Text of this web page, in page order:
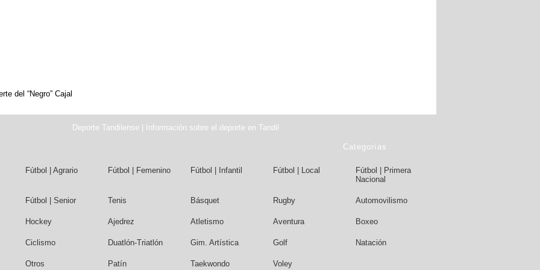
del “Negro” Cajal
Deporte Tandilense | Información sobre el deporte en Tandil
Categorías
Fútbol | Agrario Fútbol | Femenino Fútbol | Infantil Fútbol | Local
Fútbol | Primera
Nacional
Fútbol | Senior Tenis Básquet Rugby Automovilismo
Hockey Ajedrez Atletismo Aventura Boxeo
Ciclismo Duatlón-Triatlón Gim. Artística Golf Natación
Otros Patín Taekwondo Voley